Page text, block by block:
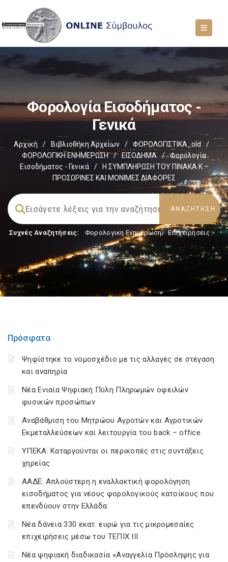
Φορολογία Εισοδήματος -
Γενικά
Αρχική / Βιβλιοθήκη Αρχείων / ΦΟΡΟΛΟΓΙΣΤΙΚΑ_old
/
ΦΟΡΟΛΟΓΙΚΗ ΕΝΗΜΕΡΩΣΗ
/ ΕΙΣΟΔΗΜΑ /
Φορολογία
Εισοδήματος - Γενικά
/
Η ΣΥΜΠΛΗΡΩΣΗ ΤΟΥ ΠΙΝΑΚΑ Κ –
ΠΡΟΣΩΡΙΝΕΣ ΚΑΙ ΜΟΝΙΜΕΣ ΔΙΑΦΟΡΕΣ
Συχνές Αναζητήσεις: Φορολογικη Ενημέρωση, Επιχειρήσεις
Πρόσφατα
Ψηφίστηκε το νομοσχέδιο με τις αλλαγές σε στέγαση
και αναπηρία
Νέα Ενιαία Ψηφιακή Πύλη Πληρωμών οφειλών
φυσικών προσώπων
Αναβάθμιση του Μητρώου Αγροτών και Αγροτικών
Εκμεταλλεύσεων και λειτουργία του back – office
ΥΠΕΚΑ: Καταργούνται οι περικοπές στις συντάξεις
χηρείας
ΑΑΔΕ: Απλούστερη η εναλλακτική φορολόγηση
εισοδήματος για νέους φορολογικούς κατοίκους που
επενδύουν στην Ελλάδα
Νέα δάνεια 330 εκατ. ευρώ για τις μικρομεσαίες
επιχειρήσεις μέσω του ΤΕΠΙΧ ΙΙΙ
Νέα ψηφιακή διαδικασία «Αναγγελία Πρόσληψης για